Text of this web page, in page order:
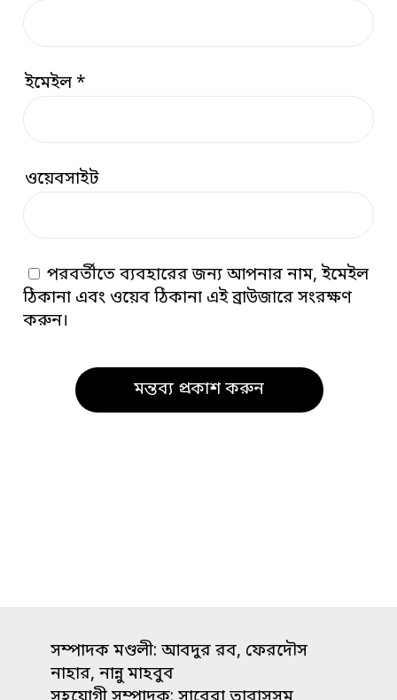
ইমেইল*
ওয়েবসাইট
পরবর্তীতে ব্যবহারের জন্য আপনার নাম, ইমেইল
ঠিকানা এবং ওয়েব ঠিকানা এই ব্রাউজারে সংরক্ষণ
করুন।
সম্পাদক মণ্ডলী: আবদুর রব, ফেরদৌস
নাহার, নান্নু মাহবুব